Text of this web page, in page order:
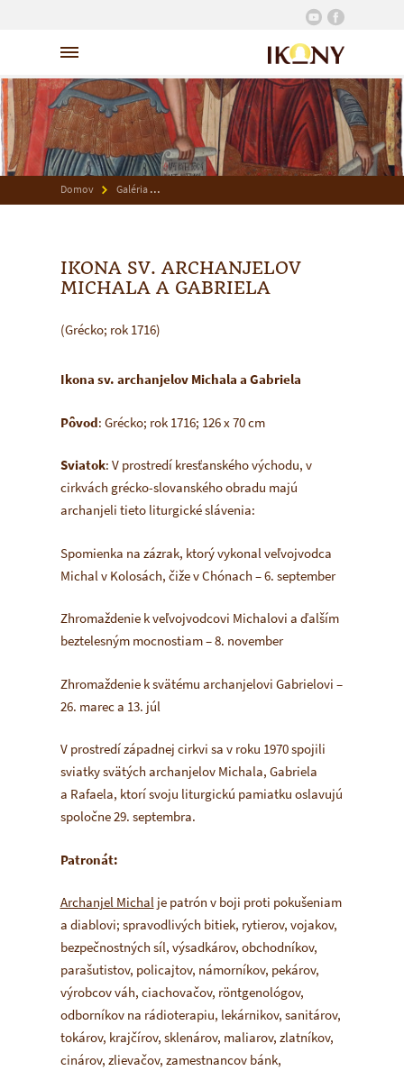
Domov Galéria
IKONA SV. ARCHANJELOV
MICHALA A GABRIELA
(Grécko; rok 1716)
Ikona sv. archanjelov Michala a Gabriela
Pôvod: Grécko; rok 1716; 126 x 70 cm
Sviatok: V prostredí kresťanského východu, v
cirkvách grécko-slovanského obradu majú
archanjeli tieto liturgické slávenia:
Spomienka na zázrak, ktorý vykonal veľvojvodca
Michal v Kolosách, čiže v Chónach – 6. september
Zhromaždenie k veľvojvodcovi Michalovi a ďalším
beztelesným mocnostiam – 8. november
Zhromaždenie k svätému archanjelovi Gabrielovi –
26. marec a 13. júl
V prostredí západnej cirkvi sa v roku 1970 spojili
sviatky svätých archanjelov Michala, Gabriela
a Rafaela, ktorí svoju liturgickú pamiatku oslavujú
spoločne 29. septembra.
Patronát:
Archanjel Michalje patrón v boji proti pokušeniam
a diablovi; spravodlivých bitiek, rytierov, vojakov,
bezpečnostných síl, výsadkárov, obchodníkov,
parašutistov, policajtov, námorníkov, pekárov,
výrobcov váh, ciachovačov, röntgenológov,
odborníkov na rádioterapiu, lekárnikov, sanitárov,
tokárov, krajčírov, sklenárov, maliarov, zlatníkov,
cinárov, zlievačov, zamestnancov bánk,